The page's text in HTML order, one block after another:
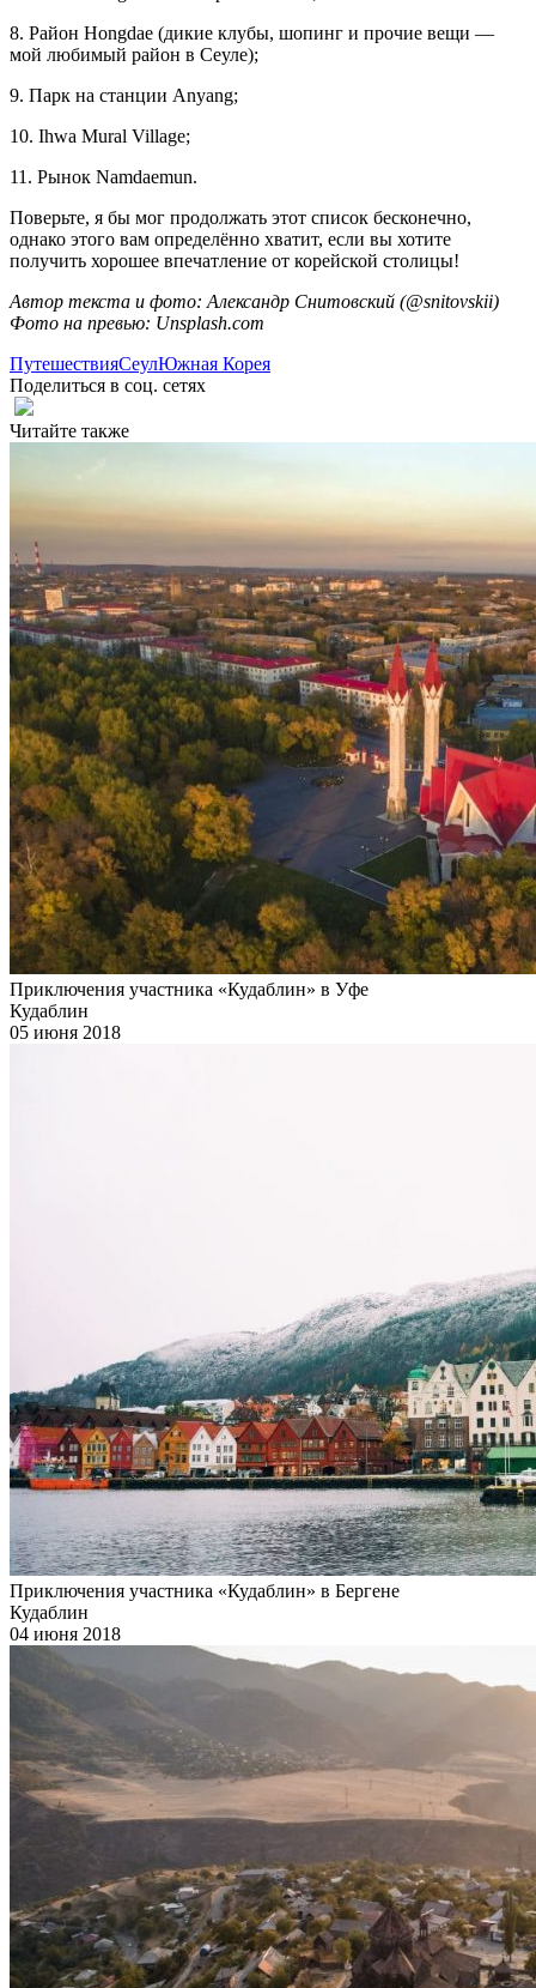
8. Район Hongdae (дикие клубы, шопинг и прочие вещи —
мой любимый район в Сеуле);
9. Парк на станции Anyang;
10. Ihwa Mural Village;
11. Рынок Namdaemun.
Поверьте, я бы мог продолжать этот список бесконечно,
однако этого вам определённо хватит, если вы хотите
получить хорошее впечатление от корейской столицы!
Автор текста и фото: Александр Снитовский (@snitovskii)
Фото на превью: Unsplash.com
ПутешествияСеулЮжная Корея
Поделиться в соц. сетях
Читайте также
Приключения участника «Кудаблин» в Уфе
Кудаблин
05 июня 2018
Приключения участника «Кудаблин» в Бергене
Кудаблин
04 июня 2018